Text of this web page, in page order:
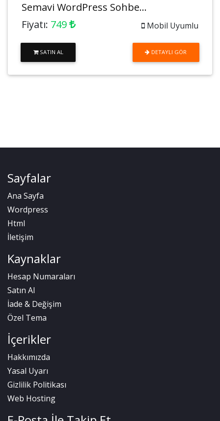
Semavi WordPress Sohbe...
Fiyatı: 749 Mobil Uyumlu
SATIN AL DETAYLI GÖR
Sayfalar
Ana Sayfa
Wordpress
Html
İletişim
Kaynaklar
Hesap Numaraları
Satın Al
İade & Değişim
Özel Tema
İçerikler
Hakkımızda
Yasal Uyarı
Gizlilik Politikası
Web Hosting